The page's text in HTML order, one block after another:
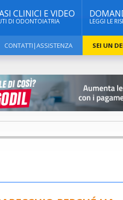
CLINICI E VIDEO
DI ODONTOIATRIA LEGGI LE
CONTATTI|ASSISTENZA SEI UN